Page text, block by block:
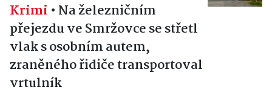
Krimi • Na železničním
přejezdu ve Smržovce se střetl
vlak s osobním autem,
zraněného řidiče transportoval
vrtulník